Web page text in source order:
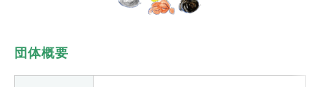
団体概要